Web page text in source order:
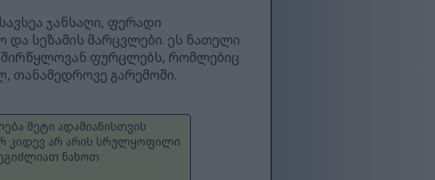
ჯანსაღი, ფერადი
სეზამის მარცვლები. ეს ნათელი
ფურცლებს, რომლებიც
თანამედროვე გარემოში.
მეტი ადამიანისთვის
კიდევ არ არის სრულყოფილი
ნახოთ